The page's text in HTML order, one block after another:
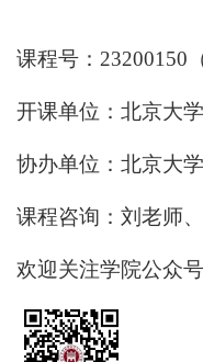
课程号： 23200150
开课单位： 北京大
协办单位： 北京大
课程咨询： 刘老师
欢迎关注学院公众